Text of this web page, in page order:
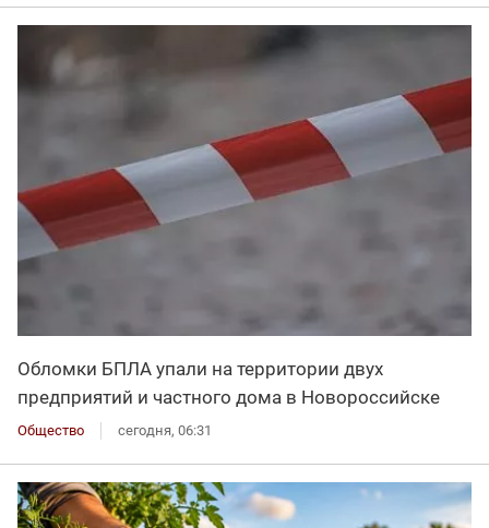
Обломки БПЛА упали на территории двух
предприятий и частного дома в Новороссийске
Общество сегодня, 06:31